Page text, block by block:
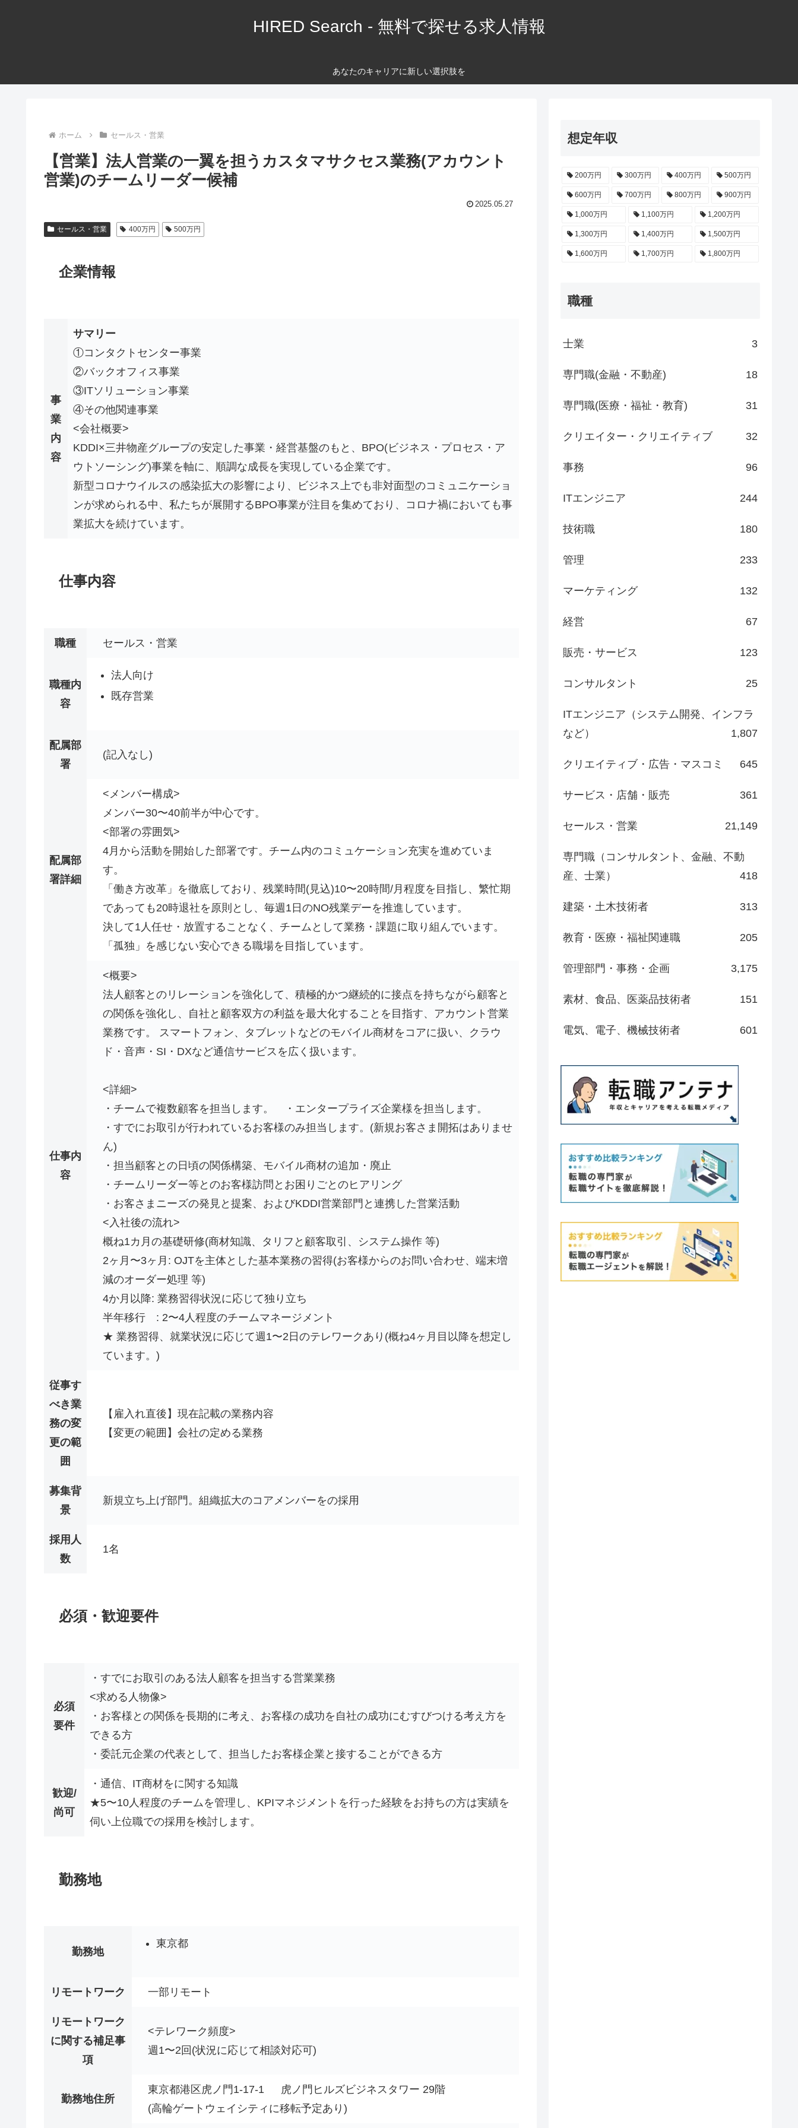
HIRED Search - 無料で探せる求人情報
あなたのキャリアに新しい選択肢を
ホーム セールス・営業
【営業】法人営業の一翼を担うカスタマサクセス業務(アカウント
営業)のチームリーダー候補
2025.05.27
セールス・営業 400万円 500万円
企業情報
事
業
内
容
サマリー
①コンタクトセンター事業
②バックオフィス事業
③ITソリューション事業
④その他関連事業
<会社概要>
KDDI×三井物産グループの安定した事業・経営基盤のもと、BPO(ビジネス・プロセス・ア
ウトソーシング)事業を軸に、順調な成長を実現している企業です。
新型コロナウイルスの感染拡大の影響により、ビジネス上でも非対面型のコミュニケーショ
ンが求められる中、私たちが展開するBPO事業が注目を集めており、コロナ禍においても事
業拡大を続けています。
仕事内容
職種 セールス・営業
職種内
容
法人向け
既存営業
配属部
署
(記入なし)
配属部
署詳細
<メンバー構成>
メンバー30〜40前半が中心です。
<部署の雰囲気>
4月から活動を開始した部署です。チーム内のコミュケーション充実を進めていま
す。
「働き方改革」を徹底しており、残業時間(見込)10〜20時間/月程度を目指し、繁忙期
であっても20時退社を原則とし、毎週1日のNO残業デーを推進しています。
決して1人任せ・放置することなく、チームとして業務・課題に取り組んでいます。
「孤独」を感じない安心できる職場を目指しています。
仕事内
容
<概要>
法人顧客とのリレーションを強化して、積極的かつ継続的に接点を持ちながら顧客と
の関係を強化し、自社と顧客双方の利益を最大化することを目指す、アカウント営業
業務です。 スマートフォン、タブレットなどのモバイル商材をコアに扱い、クラウ
ド・音声・SI・DXなど通信サービスを広く扱います。
<詳細>
・チームで複数顧客を担当します。 ・エンタープライズ企業様を担当します。
・すでにお取引が行われているお客様のみ担当します。(新規お客さま開拓はありませ
ん)
・担当顧客との日頃の関係構築、モバイル商材の追加・廃止
・チームリーダー等とのお客様訪問とお困りごとのヒアリング
・お客さまニーズの発見と提案、およびKDDI営業部門と連携した営業活動
<入社後の流れ>
概ね1カ月の基礎研修(商材知識、タリフと顧客取引、システム操作 等)
2ヶ月〜3ヶ月: OJTを主体とした基本業務の習得(お客様からのお問い合わせ、端末増
減のオーダー処理 等)
4か月以降: 業務習得状況に応じて独り立ち
半年移行 : 2〜4人程度のチームマネージメント
★ 業務習得、就業状況に応じて週1〜2日のテレワークあり(概ね4ヶ月目以降を想定し
ています。)
従事す
べき業
務の変
更の範
囲
【雇入れ直後】現在記載の業務内容
【変更の範囲】会社の定める業務
募集背
景
新規立ち上げ部門。組織拡大のコアメンバーをの採用
採用人
数
1名
必須・歓迎要件
必須
要件
・すでにお取引のある法人顧客を担当する営業業務
<求める人物像>
・お客様との関係を長期的に考え、お客様の成功を自社の成功にむすびつける考え方を
できる方
・委託元企業の代表として、担当したお客様企業と接することができる方
歓迎/
尚可
・通信、IT商材をに関する知識
★5〜10人程度のチームを管理し、KPIマネジメントを行った経験をお持ちの方は実績を
伺い上位職での採用を検討します。
勤務地
勤務地
東京都
リモートワーク 一部リモート
リモートワーク
に関する補足事
項
<テレワーク頻度>
週1〜2回(状況に応じて相談対応可)
勤務地住所
東京都港区虎ノ門1-17-1 虎ノ門ヒルズビジネスタワー 29階
(高輪ゲートウェイシティに移転予定あり)
想定年収
200万円 300万円 400万円 500万円
600万円 700万円 800万円 900万円
1,000万円 1,100万円 1,200万円
1,300万円 1,400万円 1,500万円
1,600万円 1,700万円 1,800万円
職種
士業 3
専門職(金融・不動産) 18
専門職(医療・福祉・教育) 31
クリエイター・クリエイティブ 32
事務 96
ITエンジニア 244
技術職 180
管理 233
マーケティング 132
経営 67
販売・サービス 123
コンサルタント 25
ITエンジニア（システム開発、インフラ
など）
1,807
クリエイティブ・広告・マスコミ 645
サービス・店舗・販売 361
セールス・営業 21,149
専門職（コンサルタント、金融、不動
産、士業）
418
建築・土木技術者 313
教育・医療・福祉関連職 205
管理部門・事務・企画 3,175
素材、食品、医薬品技術者 151
電気、電子、機械技術者 601